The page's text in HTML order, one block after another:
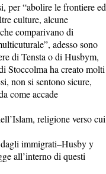
per “abolire le frontiere ed
culture, alcune
comparivano di
adesso sono
di Tensta o di Husbym,
Stoccolma ha creato molti
non si sentono sicure,
come accade
religione verso cui
immigrati–Husby y
all’interno di questi